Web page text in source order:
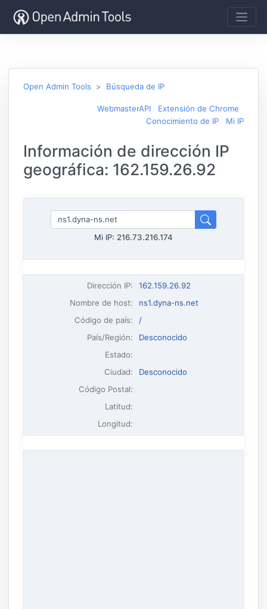
Open Admin Tools Búsqueda de IP
WebmasterAPI
Extensión de Chrome
Conocimiento de IP
Mi IP
Información de dirección IP
geográfica: 162.159.26.92
Mi IP: 216.73.216.174
Dirección IP:
162.159.26.92
Nombre de host:
ns1.dyna-ns.net
Código de país:
/
País/Región:
Desconocido
Estado:
Ciudad:
Desconocido
Código Postal:
Latitud:
Longitud: